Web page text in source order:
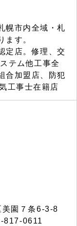
幌市内全域・札
ます。
定店。修理、交
テム他工事全
合加盟店、防犯
工事士在籍店
園７条6-3-8
817-0611